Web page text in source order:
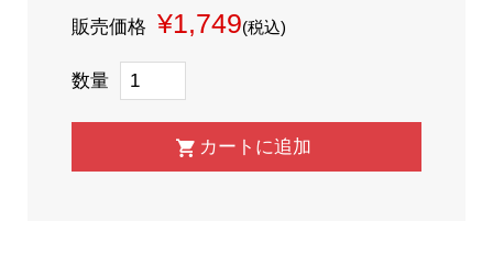
販売価格 ¥1,749(税込)
数量